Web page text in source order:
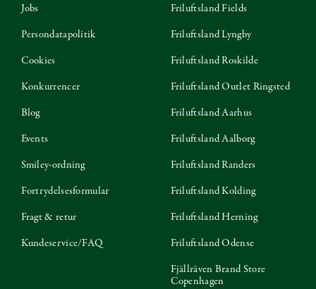
Jobs
Persondatapolitik
Cookies
Konkurrencer
Blog
Events
Smiley-ordning
Fortrydelsesformular
Fragt & retur
Kundeservice/FAQ
Friluftsland Fields
Friluftsland Lyngby
Friluftsland Roskilde
Friluftsland Outlet Ringsted
Friluftsland Aarhus
Friluftsland Aalborg
Friluftsland Randers
Friluftsland Kolding
Friluftsland Herning
Friluftsland Odense
Fjällräven Brand Store
Copenhagen